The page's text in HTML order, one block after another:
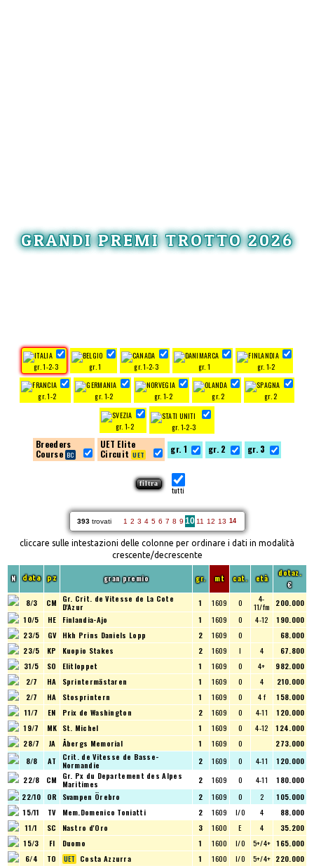
GRANDI PREMI TROTTO 2026
gr. 1-2-3 gr. 1 gr. 1-2-3 gr. 1 gr. 1-2
gr. 1-2 gr. 1-2 gr. 1-2 gr. 2 gr. 2
gr. 1-2 gr. 1-2-3
Breeders
Course
UET Elite
Circuit
gr. 1 gr. 2 gr. 3
tutti
393trovati 1 2 3 4 5 6 7 8 9 10 11 12 13 14
cliccare sulle intestazioni delle colonne per ordinare i dati in modalità
crescente/decrescente
N data pz gran premio gr. mt cat. età
dotaz.
€
8/3 CM Gr. Crit. de Vitesse de La Cote
D'Azur 1 1609 O 4-
11/fm
200.000
10/5
HE Finlandia-Ajo 1 1609 O 4-12
190.000
23/5
GV Hkh Prins Daniels Lopp 2 1609 O
68.000
23/5
KP Kuopio Stakes 2 1609 I 4
67.800
31/5
SO Elitloppet 1 1609 O 4+
982.000
2/7
HA Sprintermästaren 1 1609 O 4
210.000
2/7
HA Stosprintern 1 1609 O 4 f
158.000
11/7
EN Prix de Washington 2 1609 O 4-11
120.000
19/7
MK St. Michel 1 1609 O 4-12
124.000
28/7
JA Åbergs Memorial 1 1609 O
273.000
8/8
AT Crit. de Vitesse de Basse-
Normandie 2 1609 O 4-11
120.000
22/8
CM Gr. Px du Departement des Alpes
Maritimes 2 1609 O 4-11
180.000
22/10
OR Svampen Örebro 2 1609 O 2
105.000
15/11
TV Mem.Domenico Toniatti 2 1609 I/O 4
88.000
11/1
SC Nastro d'Oro 3 1600 E 4
35.200
15/3
FI Duomo 1 1600 I/O 5+/4+ 165.000
6/4
TO Costa Azzurra 1 1600 I/O 5+/4+ 220.000